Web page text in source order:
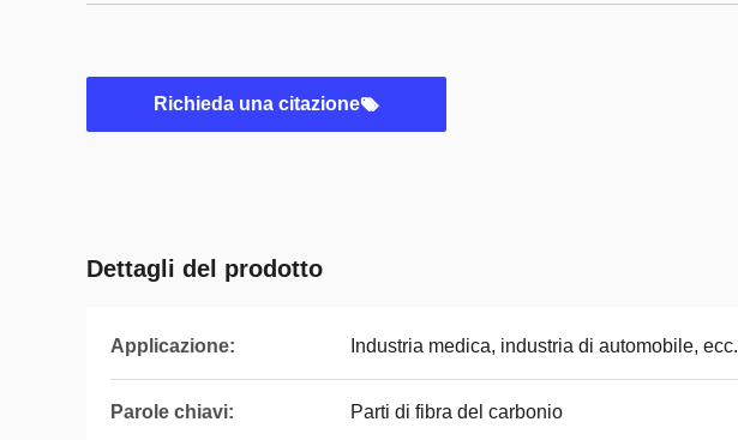
Richieda una citazione
Dettagli del prodotto
Applicazione: Industria medica, industria di automobile, ecc.
Parole chiavi: Parti di fibra del carbonio